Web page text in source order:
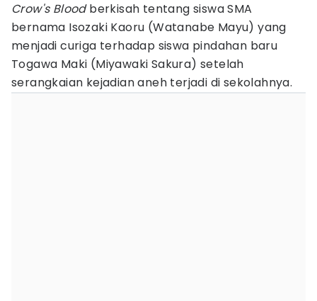
Crow's Bloodberkisah tentang siswa SMA
bernama Isozaki Kaoru (Watanabe Mayu) yang
menjadi curiga terhadap siswa pindahan baru
Togawa Maki (Miyawaki Sakura) setelah
serangkaian kejadian aneh terjadi di sekolahnya.